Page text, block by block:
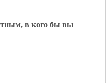
в кого бы вы